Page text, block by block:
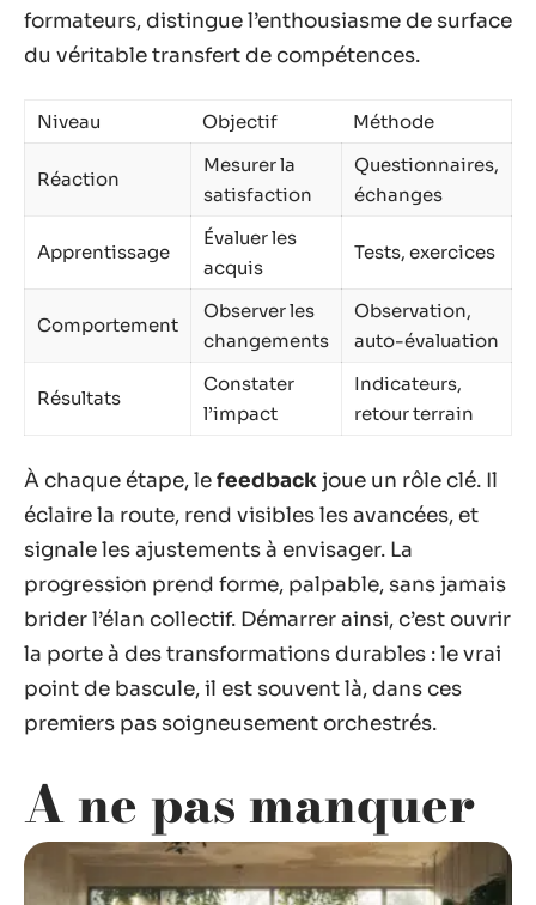
formateurs, distingue l’enthousiasme de surface
du véritable transfert de compétences.
Niveau Objectif Méthode
Réaction
Mesurer la
satisfaction
Questionnaires,
échanges
Apprentissage
Évaluer les
acquis
Tests, exercices
Comportement
Observer les
changements
Observation,
auto-évaluation
Résultats
Constater
l’impact
Indicateurs,
retour terrain
À chaque étape, lefeedbackjoue un rôle clé. Il
éclaire la route, rend visibles les avancées, et
signale les ajustements à envisager. La
progression prend forme, palpable, sans jamais
brider l’élan collectif. Démarrer ainsi, c’est ouvrir
la porte à des transformations durables : le vrai
point de bascule, il est souvent là, dans ces
premiers pas soigneusement orchestrés.
A ne pas manquer